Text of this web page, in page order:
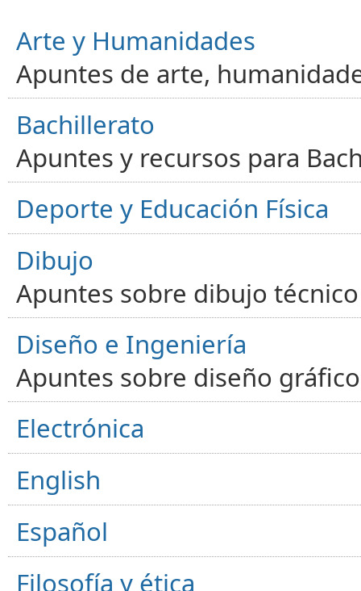
Arte y Humanidades
Apuntes de arte,
Bachillerato
Apuntes y recursos para
Deporte y Educación Física
Dibujo
Apuntes sobre dibujo
Diseño e Ingeniería
Apuntes sobre diseño
Electrónica
English
Español
Filosofía y ética